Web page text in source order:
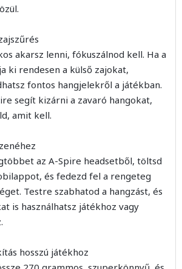
akarsz lenni, fókuszálnod kell. Ha a
ki rendesen a külső zajokat,
fontos hangjelekről a játékban.
segít kizárni a zavaró hangokat,
amit kell.
az A-Spire headsetből, töltsd
és fedezd fel a rengeteg
Testre szabhatod a hangzást, és
is használhatsz játékhoz vagy
hosszú játékhoz